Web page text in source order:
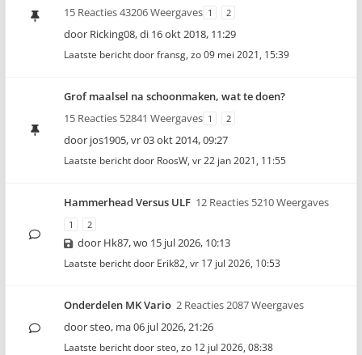
15 Reacties 43206 Weergaves 1 2
door Ricking08,di 16 okt 2018, 11:29
Laatste bericht doorfransg, zo 09 mei 2021, 15:39
Grof maalsel na schoonmaken, wat te doen?
15 Reacties 52841 Weergaves 1 2
door jos1905,vr 03 okt 2014, 09:27
Laatste bericht door RoosW, vr 22 jan 2021, 11:55
Hammerhead Versus ULF 12 Reacties 5210 Weergaves
1 2
door Hk87,wo 15 jul 2026, 10:13
Laatste bericht door Erik82, vr 17 jul 2026, 10:53
Onderdelen MK Vario 2 Reacties 2087 Weergaves
doorsteo, ma 06 jul 2026, 21:26
Laatste bericht doorsteo, zo 12 jul 2026, 08:38